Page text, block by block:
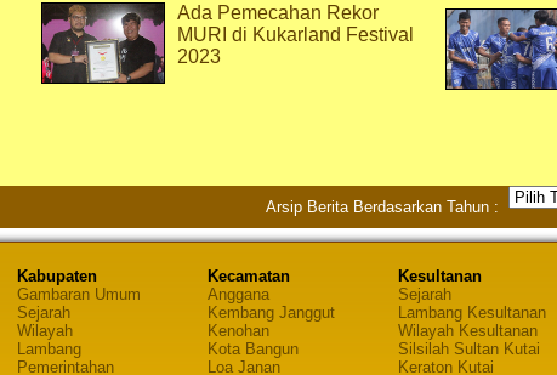
Ada Pemecahan Rekor
MURI di Kukarland Festival
2023
Arsip Berita Berdasarkan Tahun :
Kabupaten
Gambaran Umum
Sejarah
Wilayah
Lambang
Pemerintahan
Kecamatan
Anggana
Kembang Janggut
Kenohan
Kota Bangun
Loa Janan
Kesultanan
Sejarah
Lambang Kesultanan
Wilayah Kesultanan
Silsilah Sultan Kutai
Keraton Kutai